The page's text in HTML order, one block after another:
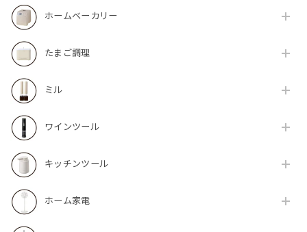
ホームベーカリー
たまご調理
ミル
ワインツール
キッチンツール
ホーム家電